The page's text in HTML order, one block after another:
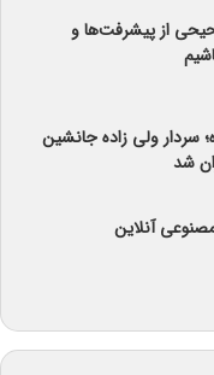
از پیشرفت‌ها و
سردار ولی زاده جانشین
شد
آنلاین